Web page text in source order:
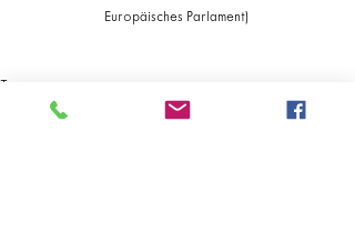
Europäisches Parlament)
Pascal Arimont Deepfakes Künstliche Intelligenz